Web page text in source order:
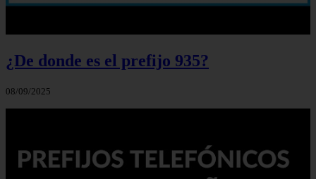
¿De donde es el prefijo 935?
08/09/2025